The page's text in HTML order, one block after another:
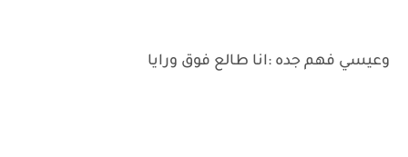
وعيسي فهم جده :انا طالع فوق ورايا